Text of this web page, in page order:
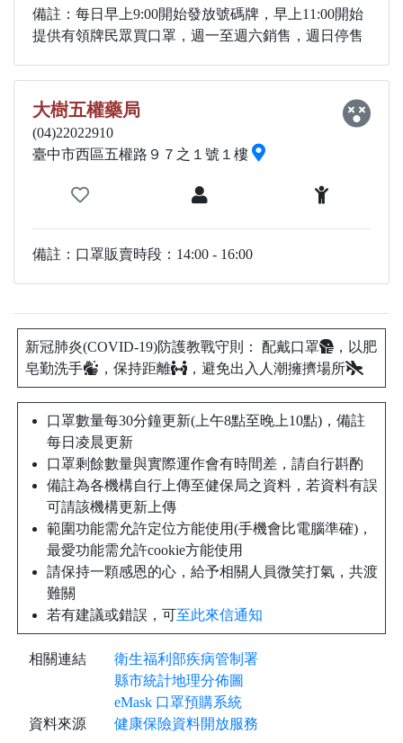
備註：每日早上9:00開始發放號碼牌，早上11:00開始
提供有領牌民眾買口罩，週一至週六銷售，週日停售
大樹五權藥局
(04)22022910
臺中市西區五權路９７之１號１樓
備註：口罩販賣時段：14:00 - 16:00
新冠肺炎(COVID-19)防護教戰守則： 配戴口罩
，以肥
皂勤洗手
，保持距離 ，避免出入人潮擁擠場所
口罩數量每30分鐘更新(上午8點至晚上10點)，備註
每日凌晨更新
口罩剩餘數量與實際運作會有時間差，請自行斟酌
備註為各機構自行上傳至健保局之資料，若資料有誤
可請該機構更新上傳
範圍功能需允許定位方能使用(手機會比電腦準確)，
最愛功能需允許cookie方能使用
請保持一顆感恩的心，給予相關人員微笑打氣，共渡
難關
若有建議或錯誤，可至此來信通知
相關連結
衛生福利部疾病管制署
縣市統計地理分佈圖
eMask 口罩預購系統
資料來源
健康保險資料開放服務